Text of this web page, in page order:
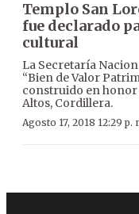
Templo San
fue declarado
cultural
La Secretaría
“Bien de Valor
construido en honor
Altos, Cordillera.
Agosto 17, 2018 12:29 p.